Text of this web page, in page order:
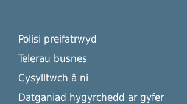
Polisi preifatrwyd
Telerau busnes
Cysylltwch â ni
Datganiad hygyrchedd ar gyfer